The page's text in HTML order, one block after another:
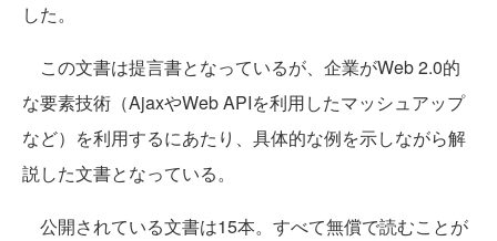
した。
この文書は提言書となっているが、企業がWeb 2.0的
な要素技術（AjaxやWeb APIを利用したマッシュアップ
など）を利用するにあたり、具体的な例を示しながら解
説した文書となっている。
公開されている文書は15本。すべて無償で読むことが